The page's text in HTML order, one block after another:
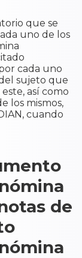
que se
uno de los
cada uno
sujeto que
así como
los mismos,
cuando
de